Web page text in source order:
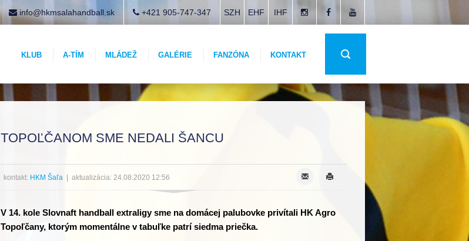
SZH EHF IHF
info@hkmsalahandball.sk +421 905-747-347
KLUB A-TÍM MLÁDEŽ GALÉRIE FANZÓNA KONTAKT
TOPOĽČANOM SME NEDALI ŠANCU
kontakt: HKM Šaľa | aktualizácia: 24.08.2020 12:56
V 14. kole Slovnaft handball extraligy sme na domácej palubovke privítali HK Agro
Topoľčany, ktorým momentálne v tabuľke patrí siedma priečka.